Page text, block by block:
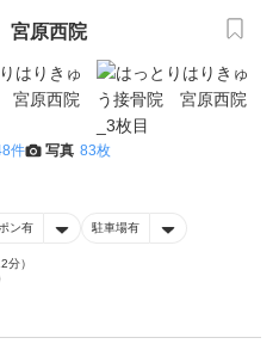
宮原西院
件 写真 83枚
ン有 駐車場有
分）